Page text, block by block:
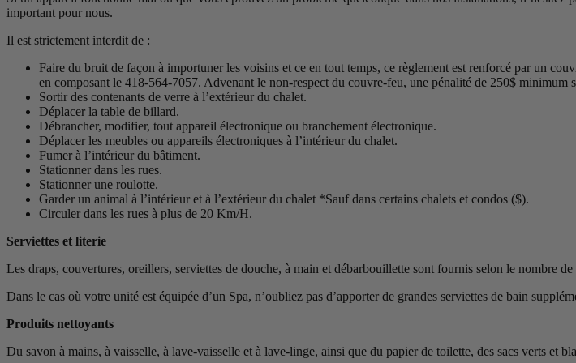
important pour nous.
Il est strictement interdit de :
Faire du bruit de façon à importuner les voisins et ce en tout temps, ce règlement est renforcé par un
en composant le 418-564-7057. Advenant le non-respect du couvre-feu, une pénalité de 250$ minimum
Sortir des contenants de verre à l’extérieur du chalet.
Déplacer la table de billard.
Débrancher, modifier, tout appareil électronique ou branchement électronique.
Déplacer les meubles ou appareils électroniques à l’intérieur du chalet.
Fumer à l’intérieur du bâtiment.
Stationner dans les rues.
Stationner une roulotte.
Garder un animal à l’intérieur et à l’extérieur du chalet *Sauf dans certains chalets et condos ($).
Circuler dans les rues à plus de 20 Km/H.
Serviettes et literie
Les draps, couvertures, oreillers, serviettes de douche, à main et débarbouillette sont fournis selon le nombre
Dans le cas où votre unité est équipée d’un Spa, n’oubliez pas d’apporter de grandes serviettes de bain
Produits nettoyants
Du savon à mains, à vaisselle, à lave-vaisselle et à lave-linge, ainsi que du papier de toilette, des sacs verts et